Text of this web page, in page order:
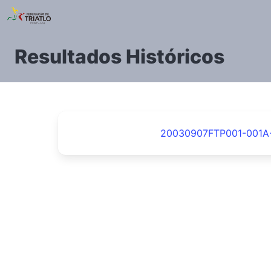
Resultados Históricos
20030907FTP001-